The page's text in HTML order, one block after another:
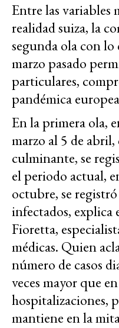
Entre las variables
realidad suiza, la
segunda ola con
marzo pasado
particulares,
pandémica
En la primera ola,
marzo al 5 de
culminante, se
el periodo actual,
octubre, se
infectados, explica
Fioretta,
médicas. Quien
número de casos
veces mayor que
hospitalizaciones,
mantiene en la